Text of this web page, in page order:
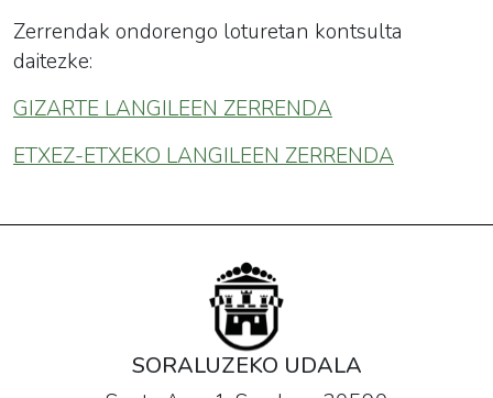
Zerrendak ondorengo loturetan kontsulta
daitezke:
GIZARTE LANGILEEN ZERRENDA
ETXEZ-ETXEKO LANGILEEN ZERRENDA
SORALUZEKO UDALA